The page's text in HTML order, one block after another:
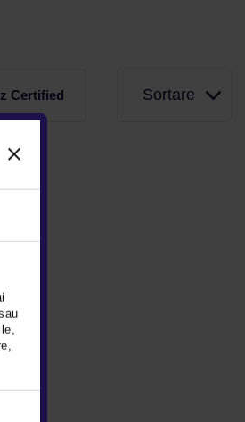
Certified Sortare